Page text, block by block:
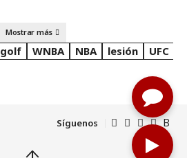
Mostrar más
golf WNBA NBA lesión UFC
Síguenos